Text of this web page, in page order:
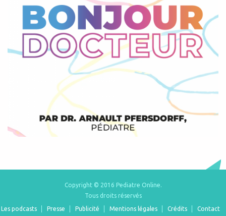
Copyright © 2016 Pediatre Online.
Tous droits réservés
Les podcasts
Presse Publicité Mentions légales Crédits Contact